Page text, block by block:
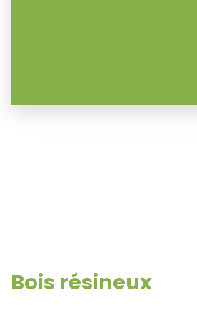
Bois résineux